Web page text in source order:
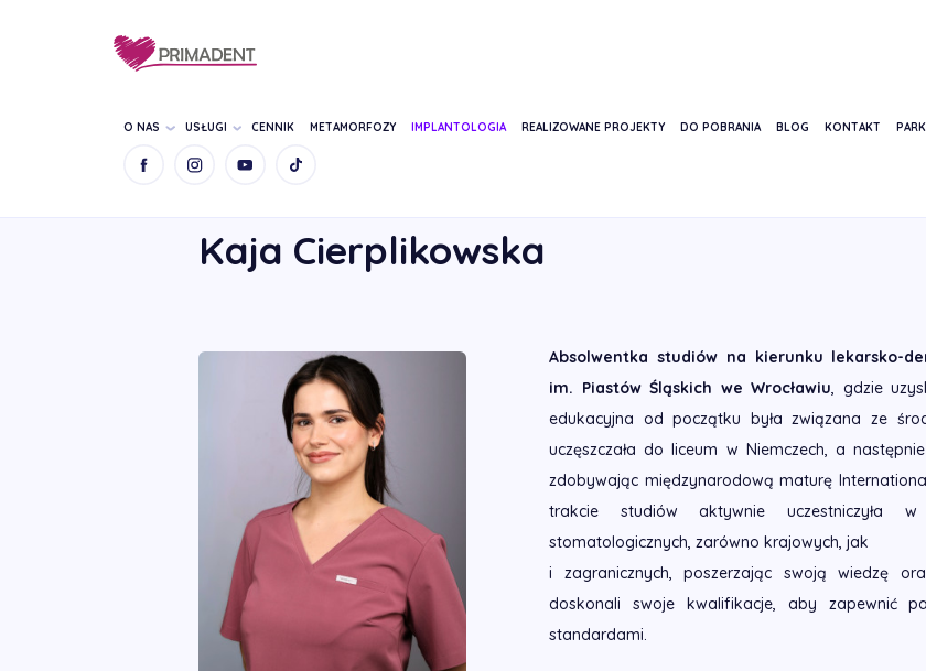
O NAS USŁUGI CENNIK METAMORFOZY IMPLANTOLOGIA REALIZOWANE PROJEKTY DO POBRANIA BLOG KONTAKT
Kaja Cierplikowska
Absolwentka studiów na kierunku lekarsko-
im. Piastów Śląskich we Wrocławiu, gdzie
edukacyjna od początku była związana ze
uczęszczała do liceum w Niemczech, a
zdobywając międzynarodową maturę
trakcie studiów aktywnie uczestniczyła
stomatologicznych, zarówno krajowych, jak
i zagranicznych, poszerzając swoją wiedzę
doskonali swoje kwalifikacje, aby zapewnić
standardami.